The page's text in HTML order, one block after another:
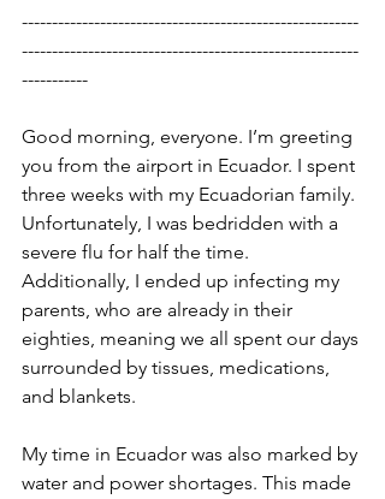
--------------------------------------------------------
--------------------------------------------------------
-----------
Good morning, everyone. I’m greeting
you from the airport in Ecuador. I spent
three weeks with my Ecuadorian family.
Unfortunately, I was bedridden with a
severe flu for half the time.
Additionally, I ended up infecting my
parents, who are already in their
eighties, meaning we all spent our days
surrounded by tissues, medications,
and blankets.
My time in Ecuador was also marked by
water and power shortages. This made